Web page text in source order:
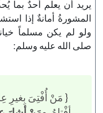
يريد أن يعلم أحدٌ بما
المشورةُ أمانةٌ إذا
ولو لم يكن مسلماً
صلى الله عليه وسلم:
{ مَنْ أُفْتِىَ بِغيرِ